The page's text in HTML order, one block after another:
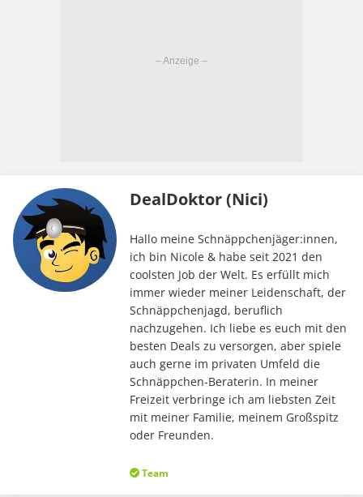
DealDoktor (Nici)
Hallo meine Schnäppchenjäger:innen,
ich bin Nicole & habe seit 2021 den
coolsten Job der Welt. Es erfüllt mich
immer wieder meiner Leidenschaft, der
Schnäppchenjagd, beruflich
nachzugehen. Ich liebe es euch mit den
besten Deals zu versorgen, aber spiele
auch gerne im privaten Umfeld die
Schnäppchen-Beraterin. In meiner
Freizeit verbringe ich am liebsten Zeit
mit meiner Familie, meinem Großspitz
oder Freunden.
Team